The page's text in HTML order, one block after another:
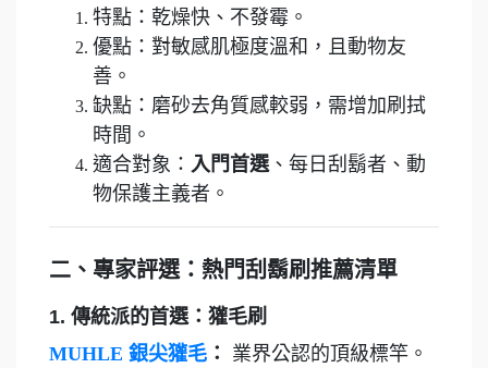
特點：乾燥快、不發霉。
優點：對敏感肌極度溫和，且動物友
善。
缺點：磨砂去角質感較弱，需增加刷拭
時間。
適合對象： 入門首選 、每日刮鬍者、動
物保護主義者。
二、專家評選：熱門刮鬍刷推薦清單
1. 傳統派的首選：獾毛刷
MUHLE 銀尖獾毛 ： 業界公認的頂級標竿。